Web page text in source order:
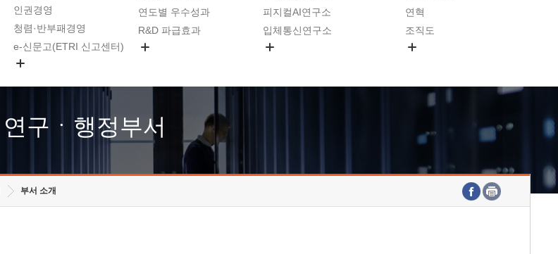
인권경영
청렴·반부패경영
e-신문고(ETRI 신고센터)
고객의소리
수의계약 현황
연도별 우수성과
R&D 파급효과
피지컬AI연구소
입체통신연구소
호남권연구본부
기획본부
연혁
조직도
연구원 고객헌장
주요업무연락처
연구ㆍ행정부서
부서 소개